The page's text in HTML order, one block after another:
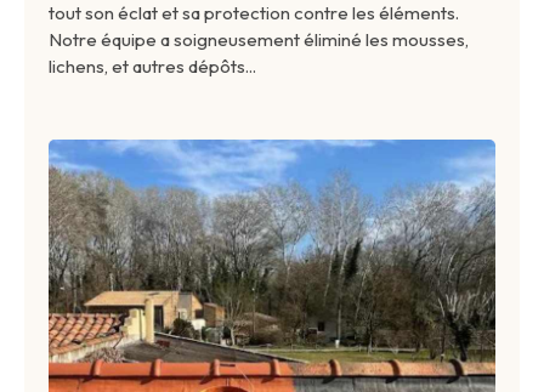
tout son éclat et sa protection contre les éléments.
Notre équipe a soigneusement éliminé les mousses,
lichens, et autres dépôts